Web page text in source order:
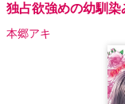
独占欲強めの幼馴染
本郷アキ